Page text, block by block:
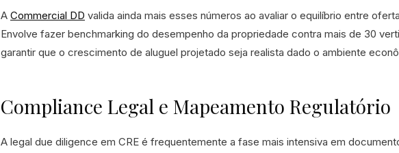
A Commercial DD valida ainda mais esses números ao avaliar o equilíbrio entre
Envolve fazer benchmarking do desempenho da propriedade contra mais de 30
garantir que o crescimento de aluguel projetado seja realista dado o ambiente
Compliance Legal e Mapeamento Regulatório
A legal due diligence em CRE é frequentemente a fase mais intensiva em